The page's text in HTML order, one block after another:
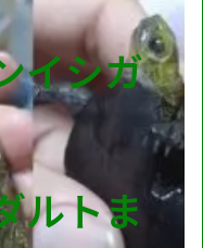
イシガ
ルトま